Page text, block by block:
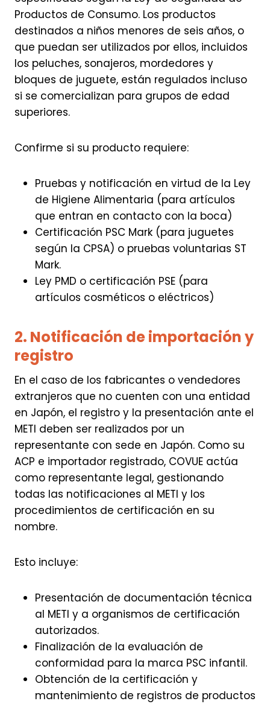
Productos de Consumo. Los productos
destinados a niños menores de seis años, o
que puedan ser utilizados por ellos, incluidos
los peluches, sonajeros, mordedores y
bloques de juguete, están regulados incluso
si se comercializan para grupos de edad
superiores.
Confirme si su producto requiere:
Pruebas y notificación en virtud de la Ley
de Higiene Alimentaria (para artículos
que entran en contacto con la boca)
Certificación PSC Mark (para juguetes
según la CPSA) o pruebas voluntarias ST
Mark.
Ley PMD o certificación PSE (para
artículos cosméticos o eléctricos)
2. Notificación de importación y
registro
En el caso de los fabricantes o vendedores
extranjeros que no cuenten con una entidad
en Japón, el registro y la presentación ante el
METI deben ser realizados por un
representante con sede en Japón. Como su
ACP e importador registrado, COVUE actúa
como representante legal, gestionando
todas las notificaciones al METI y los
procedimientos de certificación en su
nombre.
Esto incluye:
Presentación de documentación técnica
al METI y a organismos de certificación
autorizados.
Finalización de la evaluación de
conformidad para la marca PSC infantil.
Obtención de la certificación y
mantenimiento de registros de productos